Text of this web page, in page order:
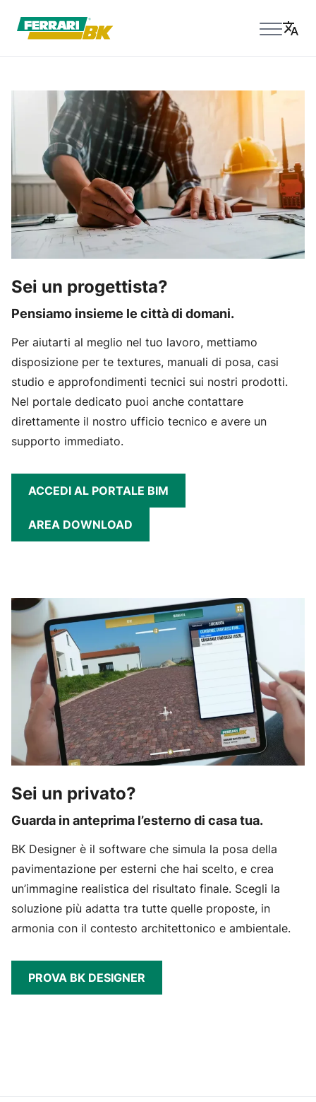
Sei un progettista?
Pensiamo insieme le città di domani.
Per aiutarti al meglio nel tuo lavoro, mettiamo
disposizione per te textures, manuali di posa, casi
studio e approfondimenti tecnici sui nostri prodotti.
Nel portale dedicato puoi anche contattare
direttamente il nostro ufficio tecnico e avere un
supporto immediato.
ACCEDI AL PORTALE BIM
AREA DOWNLOAD
Sei un privato?
Guarda in anteprima l’esterno di casa tua.
BK Designer è il software che simula la posa della
pavimentazione per esterni che hai scelto, e crea
un’immagine realistica del risultato finale. Scegli la
soluzione più adatta tra tutte quelle proposte, in
armonia con il contesto architettonico e ambientale.
PROVA BK DESIGNER